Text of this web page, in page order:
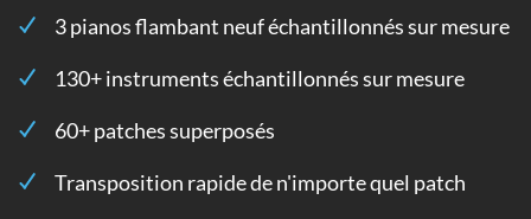
3 pianos flambant neuf échantillonnés sur mesure
130+ instruments échantillonnés sur mesure
60+ patches superposés
Transposition rapide de n'importe quel patch